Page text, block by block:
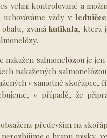
velmi kontrolované a
uchováváme vždy vledničce
obalu, zvanákutikula, která
nakažen salmonelózou je
nakažených
v samotné skořápce,
v případě, že
především na